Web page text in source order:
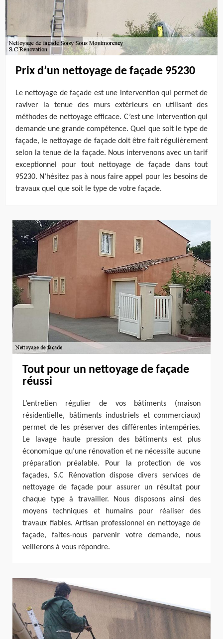
Prix d’un nettoyage de façade 95230
Le nettoyage de façade est une intervention qui permet de
raviver la tenue des murs extérieurs en utilisant des
méthodes de nettoyage efficace. C’est une intervention qui
demande une grande compétence. Quel que soit le type de
façade, le nettoyage de façade doit être fait régulièrement
selon la tenue de la façade. Nous intervenons avec un tarif
exceptionnel pour tout nettoyage de façade dans tout
95230. N’hésitez pas à nous faire appel pour les besoins de
travaux quel que soit le type de votre façade.
Tout pour un nettoyage de façade
réussi
L’entretien régulier de vos bâtiments (maison
résidentielle, bâtiments industriels et commerciaux)
permet de les préserver des différentes intempéries.
Le lavage haute pression des bâtiments est plus
économique qu’une rénovation et ne nécessite aucune
préparation préalable. Pour la protection de vos
façades, S.C Rénovation dispose divers services de
nettoyage de façade pour assurer un résultat pour
chaque type à travailler. Nous disposons ainsi des
moyens techniques et humains pour réaliser des
travaux fiables. Artisan professionnel en nettoyage de
façade, faites-nous parvenir votre demande, nous
veillerons à vous répondre.